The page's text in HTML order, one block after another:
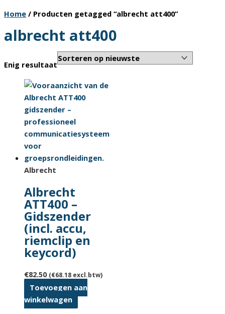
Home / Producten getagged “albrecht att400”
albrecht att400
Enig resultaat
Albrecht
Albrecht
ATT400 –
Gidszender
(incl. accu,
riemclip en
keycord)
€82.50 (€68.18 excl.btw)
Toevoegen aan
winkelwagen